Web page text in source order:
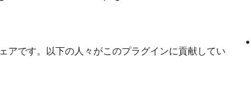
です。以下の人々がこのプラグインに貢献してい